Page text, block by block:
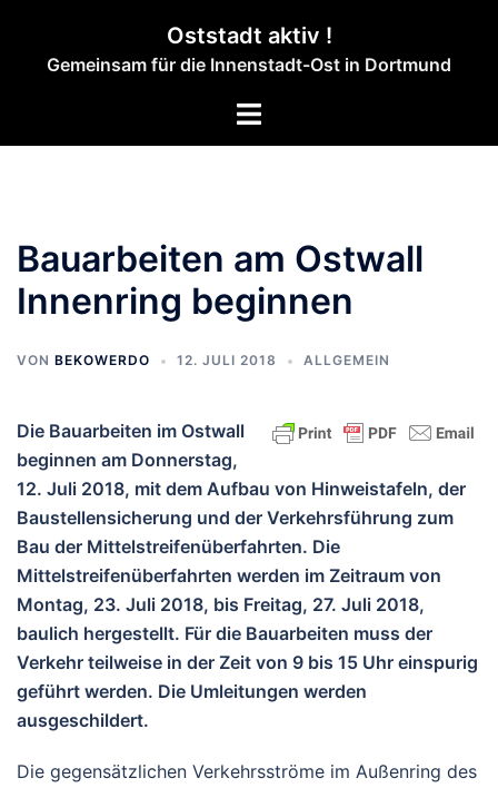
springen
Oststadt aktiv !
Gemeinsam für die Innenstadt-Ost in Dortmund
Menü
Bauarbeiten am Ostwall
Innenring beginnen
VON BEKOWERDO 12. JULI 2018 ALLGEMEIN
Die Bauarbeiten im Ostwall
beginnen am Donnerstag,
12. Juli 2018, mit dem Aufbau von Hinweistafeln, der
Baustellensicherung und der Verkehrsführung zum
Bau der Mittelstreifenüberfahrten. Die
Mittelstreifenüberfahrten werden im Zeitraum von
Montag, 23. Juli 2018, bis Freitag, 27. Juli 2018,
baulich hergestellt. Für die Bauarbeiten muss der
Verkehr teilweise in der Zeit von 9 bis 15 Uhr einspurig
geführt werden. Die Umleitungen werden
ausgeschildert.
Die gegensätzlichen Verkehrsströme im Außenring des